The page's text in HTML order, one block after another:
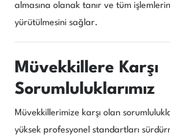
almasına olanak tanır ve tüm
yürütülmesini sağlar.
Müvekkillere Karşı
Sorumluluklarımız
Müvekkillerimize karşı olan
yüksek profesyonel standartları